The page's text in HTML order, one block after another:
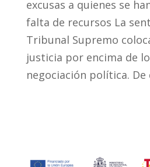
excusas a quienes se
falta de recursos La
Tribunal Supremo
justicia por encima de
negociación política. De